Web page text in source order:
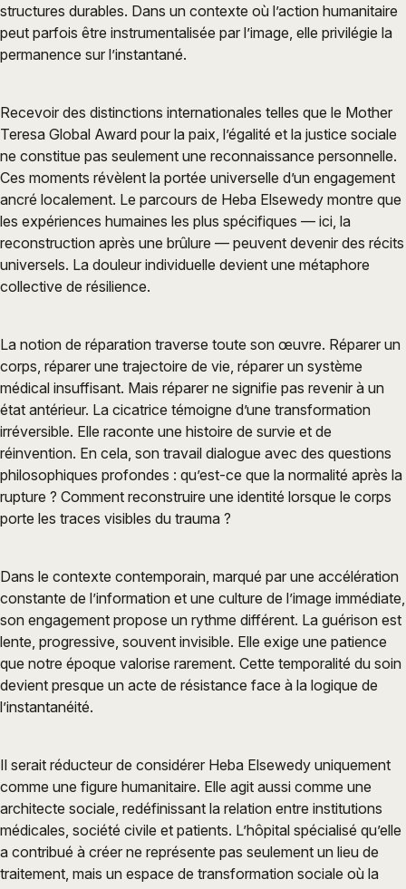
structures durables. Dans un contexte où l’action humanitaire
peut parfois être instrumentalisée par l’image, elle privilégie la
permanence sur l’instantané.
Recevoir des distinctions internationales telles que le Mother
Teresa Global Award pour la paix, l’égalité et la justice sociale
ne constitue pas seulement une reconnaissance personnelle.
Ces moments révèlent la portée universelle d’un engagement
ancré localement. Le parcours de Heba Elsewedy montre que
les expériences humaines les plus spécifiques — ici, la
reconstruction après une brûlure — peuvent devenir des récits
universels. La douleur individuelle devient une métaphore
collective de résilience.
La notion de réparation traverse toute son œuvre. Réparer un
corps, réparer une trajectoire de vie, réparer un système
médical insuffisant. Mais réparer ne signifie pas revenir à un
état antérieur. La cicatrice témoigne d’une transformation
irréversible. Elle raconte une histoire de survie et de
réinvention. En cela, son travail dialogue avec des questions
philosophiques profondes : qu’est-ce que la normalité après la
rupture ? Comment reconstruire une identité lorsque le corps
porte les traces visibles du trauma ?
Dans le contexte contemporain, marqué par une accélération
constante de l’information et une culture de l’image immédiate,
son engagement propose un rythme différent. La guérison est
lente, progressive, souvent invisible. Elle exige une patience
que notre époque valorise rarement. Cette temporalité du soin
devient presque un acte de résistance face à la logique de
l’instantanéité.
Il serait réducteur de considérer Heba Elsewedy uniquement
comme une figure humanitaire. Elle agit aussi comme une
architecte sociale, redéfinissant la relation entre institutions
médicales, société civile et patients. L’hôpital spécialisé qu’elle
a contribué à créer ne représente pas seulement un lieu de
traitement, mais un espace de transformation sociale où la